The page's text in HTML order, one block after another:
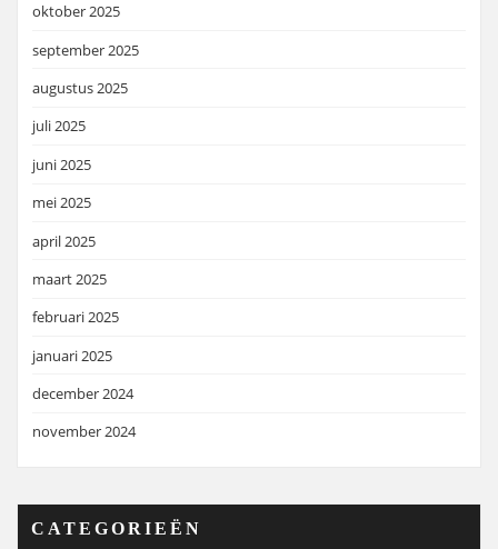
oktober 2025
september 2025
augustus 2025
juli 2025
juni 2025
mei 2025
april 2025
maart 2025
februari 2025
januari 2025
december 2024
november 2024
CATEGORIEËN